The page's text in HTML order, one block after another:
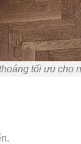
tối ưu cho